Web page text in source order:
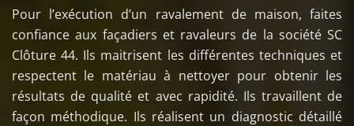
Pour l’exécution d’un ravalement de maison, faites
confiance aux façadiers et ravaleurs de la société SC
Clôture 44. Ils maitrisent les différentes techniques et
respectent le matériau à nettoyer pour obtenir les
résultats de qualité et avec rapidité. Ils travaillent de
façon méthodique. Ils réalisent un diagnostic détaillé